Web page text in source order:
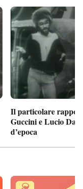
Il particolare
Guccini e Lucio
d’epoca